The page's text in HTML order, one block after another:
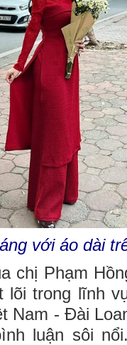
với áo dài
chị Phạm
lõi trong lĩnh
Nam - Đài
luận sôi